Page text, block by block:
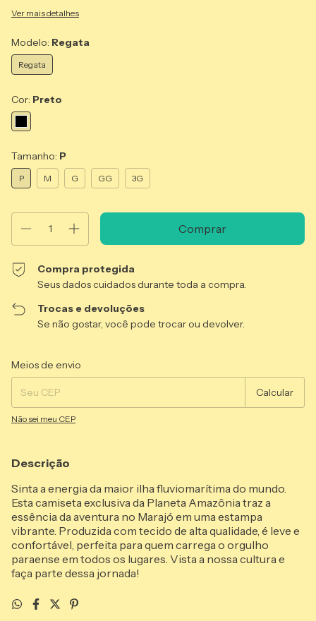
Ver mais detalhes
Modelo: Regata
Regata
Cor: Preto
Tamanho: P
P M G GG 3G
Compra protegida
Seus dados cuidados durante toda a compra.
Trocas e devoluções
Se não gostar, você pode trocar ou devolver.
Entregas para o CEP:
Meios de envio
Calcular
Não sei meu CEP
Descrição
Sinta a energia da maior ilha fluviomarítima do mundo.
Esta camiseta exclusiva da Planeta Amazônia traz a
essência da aventura no Marajó em uma estampa
vibrante. Produzida com tecido de alta qualidade, é leve e
confortável, perfeita para quem carrega o orgulho
paraense em todos os lugares. Vista a nossa cultura e
faça parte dessa jornada!